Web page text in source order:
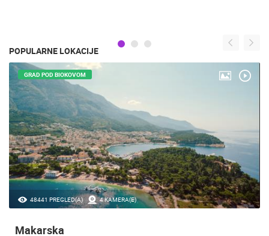
POPULARNE LOKACIJE
48441 PREGLED(A) 4 KAMERA(E)
GRAD POD BIOKOVOM
Makarska